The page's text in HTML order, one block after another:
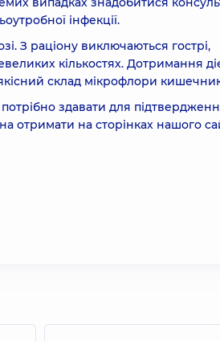
інфекції.
З раціону виключаються гострі,
кількостях. Дотримання
склад мікрофлори
потрібно здавати для
отримати на сторінках нашого